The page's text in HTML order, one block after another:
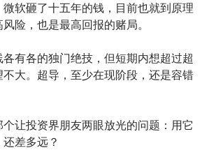
软砸了十五年的钱，目前也就到原理
险，也是最高回报的赌局。
有各的独门绝技，但短期内想超过超
大。超导，至少在现阶段，还是容错
让投资界朋友两眼放光的问题：用它
差多远？